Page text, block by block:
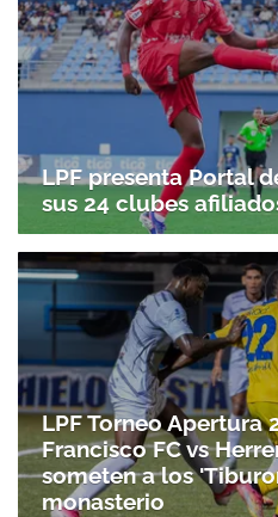
Gracias por
LPF presenta Portal
sus 24 clubes
LPF Torneo Apertura
Francisco FC vs
someten a los
monasterio